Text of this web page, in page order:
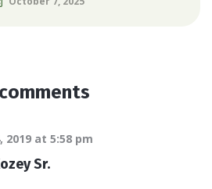
2019 at 5:58 pm
Sr.